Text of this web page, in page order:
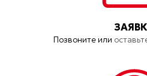
Позвоните или